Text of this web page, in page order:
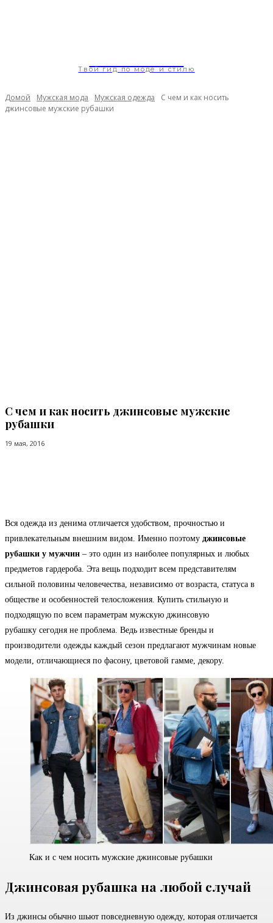
Твой гид по моде и стилю
Домой Мужская мода Мужская одежда
С чем и как носить
джинсовые мужские рубашки
С чем и как носить джинсовые мужские
рубашки
19 мая, 2016
Вся одежда из денима отличается удобством, прочностью и
привлекательным внешним видом. Именно поэтому джинсовые
рубашки у мужчин – это один из наиболее популярных и любых
предметов гардероба. Эта вещь подходит всем представителям
сильной половины человечества, независимо от возраста, статуса в
обществе и особенностей телосложения. Купить стильную и
подходящую по всем параметрам мужскую джинсовую
рубашку сегодня не проблема. Ведь известные бренды и
производители одежды каждый сезон предлагают мужчинам новые
модели, отличающиеся по фасону, цветовой гамме, декору.
Как и с чем носить мужские джинсовые рубашки
Джинсовая рубашка на любой случай
Из джинсы обычно шьют повседневную одежду, которая отличается